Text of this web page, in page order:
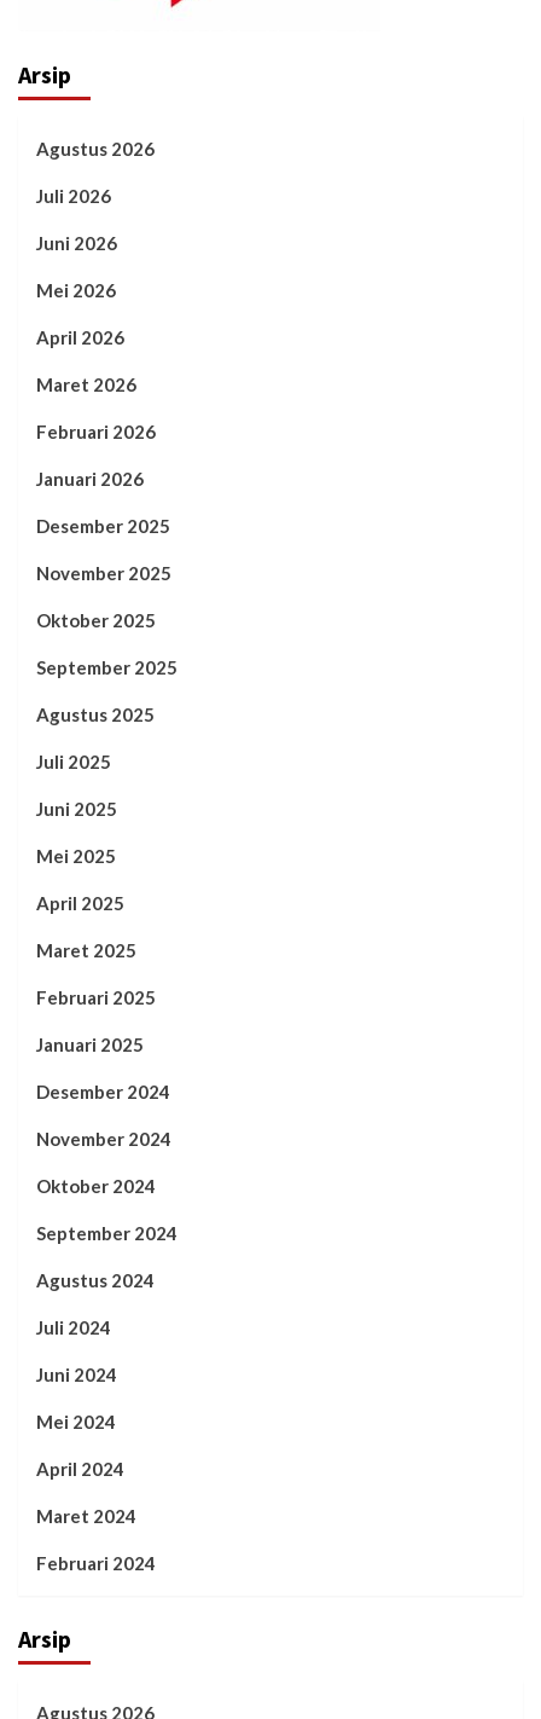
Arsip
Agustus 2026
Juli 2026
Juni 2026
Mei 2026
April 2026
Maret 2026
Februari 2026
Januari 2026
Desember 2025
November 2025
Oktober 2025
September 2025
Agustus 2025
Juli 2025
Juni 2025
Mei 2025
April 2025
Maret 2025
Februari 2025
Januari 2025
Desember 2024
November 2024
Oktober 2024
September 2024
Agustus 2024
Juli 2024
Juni 2024
Mei 2024
April 2024
Maret 2024
Februari 2024
Arsip
Agustus 2026